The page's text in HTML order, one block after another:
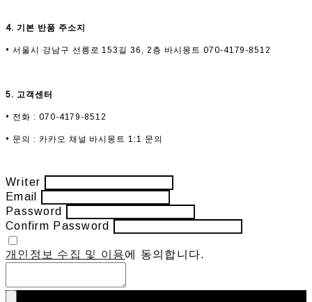
4. 기본 반품 주소지
• 서울시 강남구 선릉로 153길 36, 2층 바시몽트 070-4179-8512
5. 고객센터
• 전화 : 070-4179-8512
• 문의 : 카카오 채널 바시몽트 1:1 문의
Writer
Email
Password
Confirm Password
개인정보 수집 및 이용에 동의합니다.